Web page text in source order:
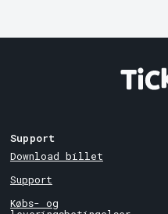
Support
Download billet
Support
Købs- og